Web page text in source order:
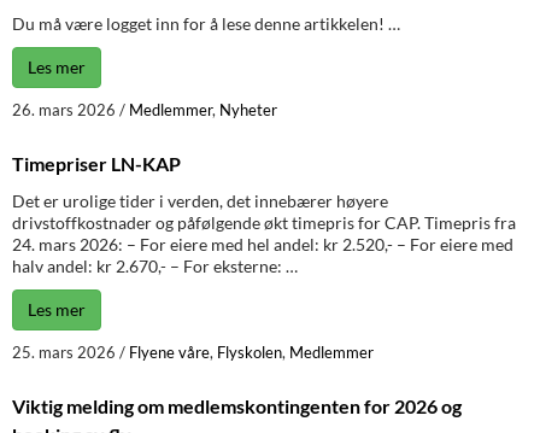
Du må være logget inn for å lese denne artikkelen! …
Les mer
26. mars 2026 / Medlemmer, Nyheter
Timepriser LN-KAP
Det er urolige tider i verden, det innebærer høyere
drivstoffkostnader og påfølgende økt timepris for CAP. Timepris fra
24. mars 2026: – For eiere med hel andel: kr 2.520,- – For eiere med
halv andel: kr 2.670,- – For eksterne: …
Les mer
25. mars 2026 / Flyene våre, Flyskolen, Medlemmer
Viktig melding om medlemskontingenten for 2026 og